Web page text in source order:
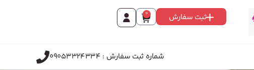
ثبت سفارش 0
شماره ثبت سفارش : 09053324334